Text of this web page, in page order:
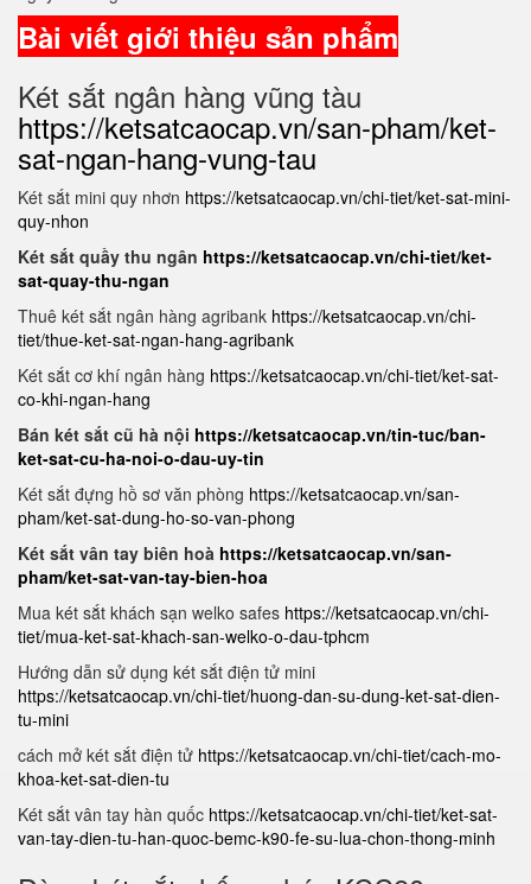
Bài viết giới thiệu sản phẩm
Két sắt ngân hàng vũng tàu
https://ketsatcaocap.vn/san-pham/ket-
sat-ngan-hang-vung-tau
Két sắt mini quy nhơn https://ketsatcaocap.vn/chi-tiet/ket-sat-mini-
quy-nhon
Két sắt quầy thu ngân https://ketsatcaocap.vn/chi-tiet/ket-
sat-quay-thu-ngan
Thuê két sắt ngân hàng agribank https://ketsatcaocap.vn/chi-
tiet/thue-ket-sat-ngan-hang-agribank
Két sắt cơ khí ngân hàng https://ketsatcaocap.vn/chi-tiet/ket-sat-
co-khi-ngan-hang
Bán két sắt cũ hà nội https://ketsatcaocap.vn/tin-tuc/ban-
ket-sat-cu-ha-noi-o-dau-uy-tin
Két sắt đựng hồ sơ văn phòng https://ketsatcaocap.vn/san-
pham/ket-sat-dung-ho-so-van-phong
Két sắt vân tay biên hoà https://ketsatcaocap.vn/san-
pham/ket-sat-van-tay-bien-hoa
Mua két sắt khách sạn welko safes https://ketsatcaocap.vn/chi-
tiet/mua-ket-sat-khach-san-welko-o-dau-tphcm
Hướng dẫn sử dụng két sắt điện tử mini
https://ketsatcaocap.vn/chi-tiet/huong-dan-su-dung-ket-sat-dien-
tu-mini
cách mở két sắt điện tử https://ketsatcaocap.vn/chi-tiet/cach-mo-
khoa-ket-sat-dien-tu
Két sắt vân tay hàn quốc https://ketsatcaocap.vn/chi-tiet/ket-sat-
van-tay-dien-tu-han-quoc-bemc-k90-fe-su-lua-chon-thong-minh